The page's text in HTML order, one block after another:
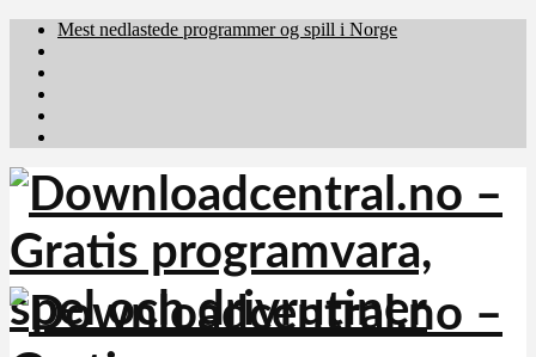
Mest nedlastede programmer og spill i Norge